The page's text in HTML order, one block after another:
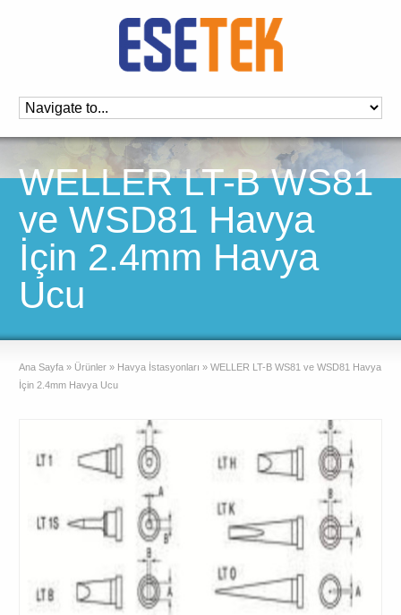
WELLER LT-B WS81
ve WSD81 Havya
İçin 2.4mm Havya
Ucu
Ana Sayfa » Ürünler » Havya İstasyonları » WELLER LT-B WS81 ve WSD81 Havya
İçin 2.4mm Havya Ucu